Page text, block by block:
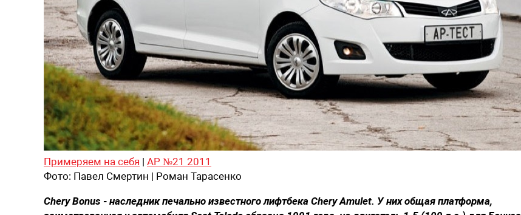
Примеряем на себя | АР №21 2011
Фото: Павел Смертин | Роман Тарасенко
Chery Bonus - наследник печально известного лифтбека Chery Amulet. У них общая платформа,